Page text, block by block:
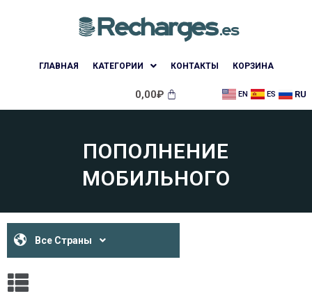
ГЛАВНАЯ КАТЕГОРИИ КОНТАКТЫ КОРЗИНА
0,00₽ EN ES RU
ПОПОЛНЕНИЕ
МОБИЛЬНОГО
Все Страны